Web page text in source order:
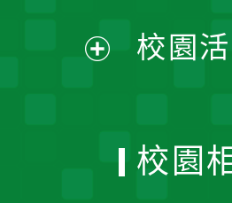
單
校園
校園